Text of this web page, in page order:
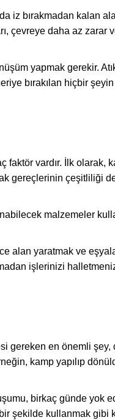
iz bırakmadan kalan
çevreye daha az
yapmak gerekir.
bırakılan hiçbir
vardır. İlk olarak,
gereçlerinin çeşitliliği
malzemeler
alan yaratmak ve
işlerinizi
gereken en önemli
kamp yapılıp
birkaç günde yok
bir şekilde kullanmak